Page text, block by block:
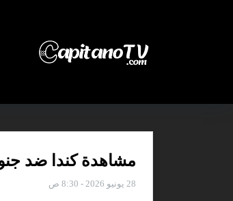
مشاهدة كندا ضد جنوب
28 يونيو 2026 - 8:30 ص